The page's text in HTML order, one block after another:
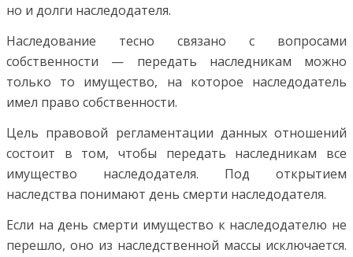
но и долги наследода­теля.
Наследование тесно связано с вопроса­ми
собственности — передать наследникам можно
только то имущество, на которое наследодатель
имел право собст­венности.
Цель правовой регламентации данных отношений
со­стоит в том, чтобы передать наследникам все
имущество наследодателя. Под открыти­ем
наследства понимают день смерти наследодателя.
Если на день смерти имущество к наследодателю не
перешло, оно из наследственной массы исключается.